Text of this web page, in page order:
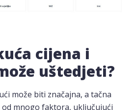
cijena i
uštedjeti?
može biti značajna, a tačna
od mnogo faktora, uključujući